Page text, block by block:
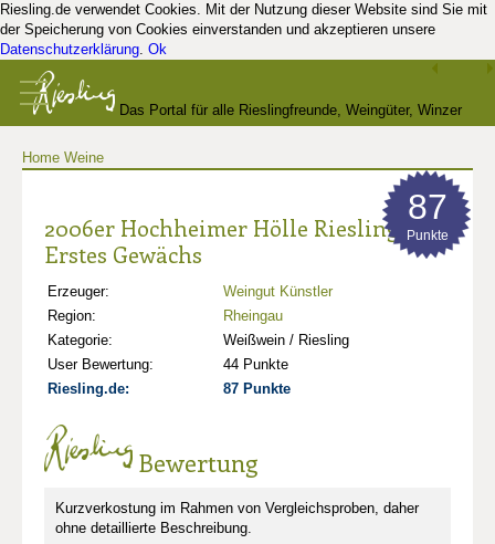
Riesling.de verwendet Cookies. Mit der Nutzung dieser Website sind Sie mit
der Speicherung von Cookies einverstanden und akzeptieren unsere
Datenschutzerklärung. Ok
Das Portal für alle Rieslingfreunde, Weingüter, Winzer
Home Weine
2006er Hochheimer Hölle Riesling
Erstes Gewächs
Erzeuger:
Weingut Künstler
Region:
Rheingau
Kategorie:
Weißwein / Riesling
User Bewertung:
44 Punkte
Riesling.de:
87 Punkte
87
Punkte
Bewertung
Kurzverkostung im Rahmen von Vergleichsproben, daher
ohne detaillierte Beschreibung.